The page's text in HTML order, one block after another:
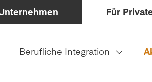
Für Private
Berufliche Integration